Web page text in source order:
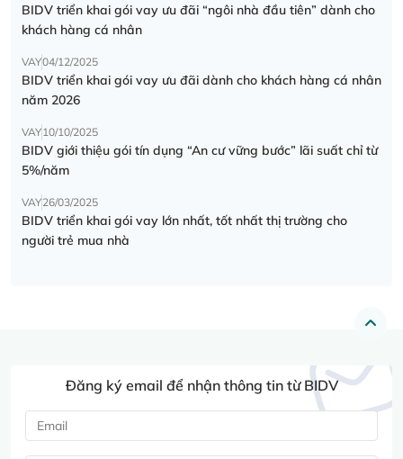
BIDV triển khai gói vay ưu đãi “ngôi nhà đầu tiên” dành cho
khách hàng cá nhân
VAY04/12/2025
BIDV triển khai gói vay ưu đãi dành cho khách hàng cá nhân
năm 2026
VAY10/10/2025
BIDV giới thiệu gói tín dụng “An cư vững bước” lãi suất chỉ từ
5%/năm
VAY26/03/2025
BIDV triển khai gói vay lớn nhất, tốt nhất thị trường cho
người trẻ mua nhà
Đăng ký email để nhận thông tin từ BIDV